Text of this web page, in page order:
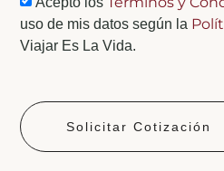
uso de mis datos según la
Viajar Es La Vida.
Solicitar Cotización